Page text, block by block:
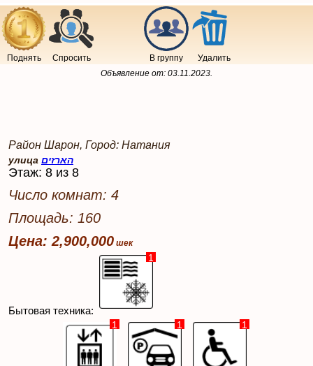
Поднять Спросить В группу
Удалить
Объявление от: 03.11.2023.
Район Шарон, Город: Натания
улица הארזים
Этаж: 8 из 8
Число комнат: 4
Площадь: 160
Цена: 2,900,000
Бытовая техника:
1
1 1 1